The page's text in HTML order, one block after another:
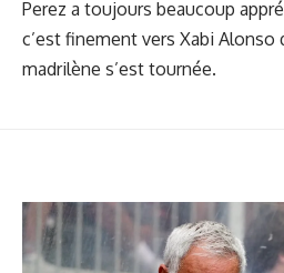
Perez a toujours beaucoup
c’est finement vers Xabi Alonso
madrilène s’est tournée.